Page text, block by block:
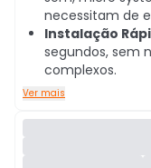
necessitam de
Instalação
segundos, sem
complexos.
Ver mais